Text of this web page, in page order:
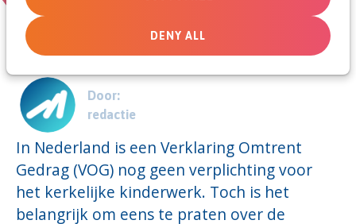
DENY ALL
Door:
redactie
In Nederland is een Verklaring Omtrent
Gedrag (VOG) nog geen verplichting voor
het kerkelijke kinderwerk. Toch is het
belangrijk om eens te praten over de